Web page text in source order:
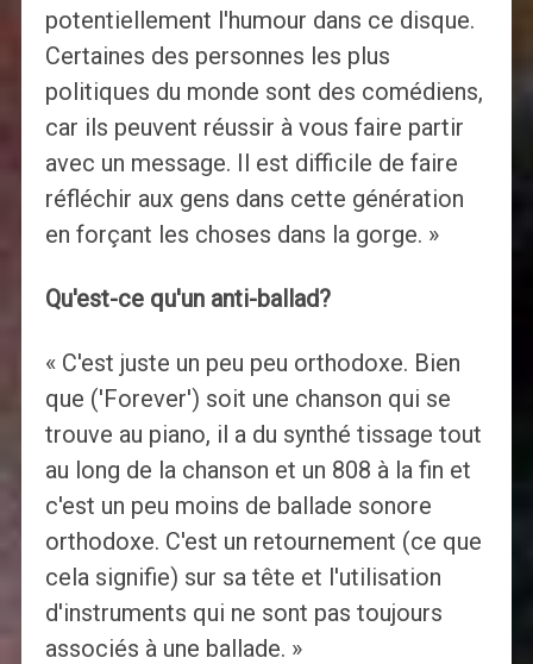
potentiellement l'humour dans ce disque.
Certaines des personnes les plus
politiques du monde sont des comédiens,
car ils peuvent réussir à vous faire partir
avec un message. Il est difficile de faire
réfléchir aux gens dans cette génération
en forçant les choses dans la gorge. »
Qu'est-ce qu'un anti-ballad?
« C'est juste un peu peu orthodoxe. Bien
que ('Forever') soit une chanson qui se
trouve au piano, il a du synthé tissage tout
au long de la chanson et un 808 à la fin et
c'est un peu moins de ballade sonore
orthodoxe. C'est un retournement (ce que
cela signifie) sur sa tête et l'utilisation
d'instruments qui ne sont pas toujours
associés à une ballade. »